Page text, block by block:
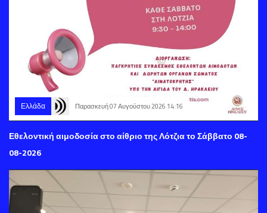
Ελλάδα Παρασκευή 07 Αυγούστου 2026 14:16
Εθελοντική αιμοδοσία στο αίθριο της Λότζια το Σάββατο 08-
08-2026